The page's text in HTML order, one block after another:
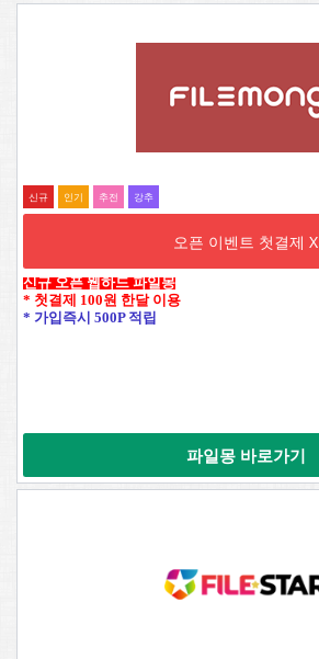
신규 인기 추전 강추
오픈 이벤트 첫결제 X
신규 오픈 웹하드 파일몽
* 첫결제 100원 한달 이용
* 가입즉시 500P 적립
파일몽 바로가기